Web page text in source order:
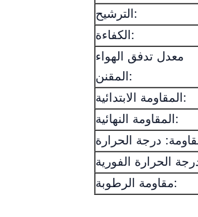
الترشيح:
الكفاءة:
معدل تدفق الهواء
المقنن:
المقاومة الابتدائية:
المقاومة النهائية:
درجة الحرارة
مقاومة الرطوبة: